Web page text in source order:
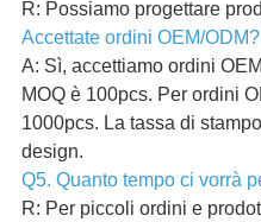
R: Possiamo progettare
Accettate ordini OEM/ODM?
A: Sì, accettiamo ordini
MOQ è 100pcs. Per ordini
1000pcs. La tassa di
design.
Q5. Quanto tempo ci vorrà
R: Per piccoli ordini e